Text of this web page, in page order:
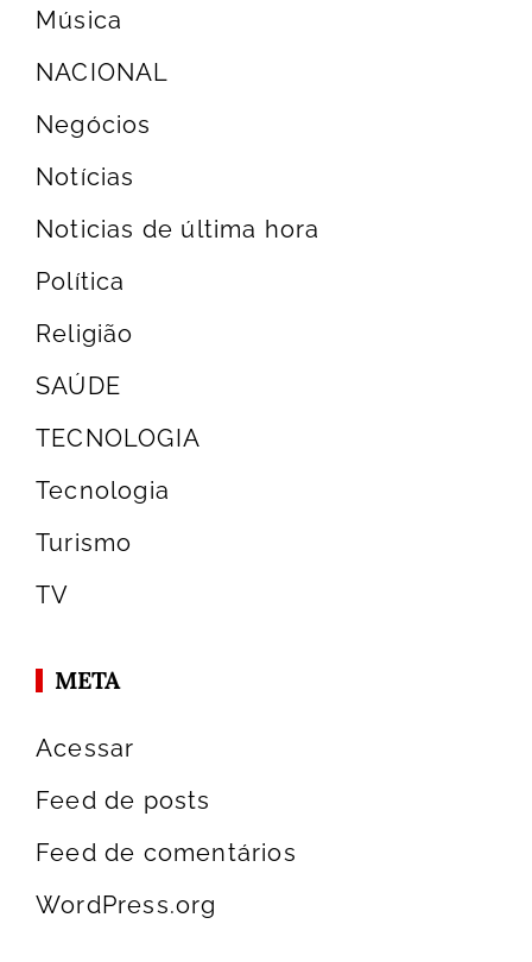
Música
NACIONAL
Negócios
Notícias
Noticias de última hora
Política
Religião
SAÚDE
TECNOLOGIA
Tecnologia
Turismo
TV
META
Acessar
Feed de posts
Feed de comentários
WordPress.org